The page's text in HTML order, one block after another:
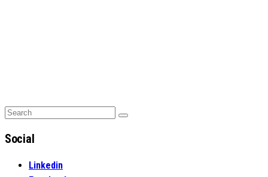
Search
Search
Social
Linkedin